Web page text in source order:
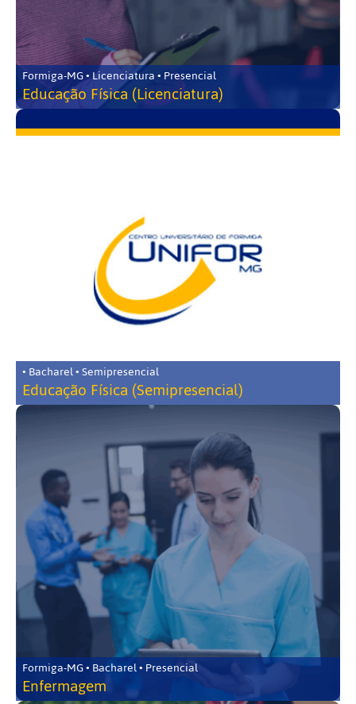
Formiga-MG • Licenciatura • Presencial
Educação Física (Licenciatura)
• Bacharel • Semipresencial
Educação Física (Semipresencial)
Formiga-MG • Bacharel • Presencial
Enfermagem